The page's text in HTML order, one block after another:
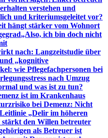
verstehen und
und kriteriumsgeleitet vor?
hängt stärker vom Wohnort
„Also, ich bin doch nicht
nach: Langzeitstudie über
„kognitive
wie Pflegefachpersonen bei
nach Umzug
und was ist zu tun?
ist im Krankenhaus
bei Demenz: Nicht
„Delir im höheren
stärkt den Willen betreuter
als Betreuer ist